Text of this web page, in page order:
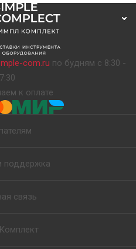
com.ru по будням с 8:30 -
к оплате
поддержка
связь